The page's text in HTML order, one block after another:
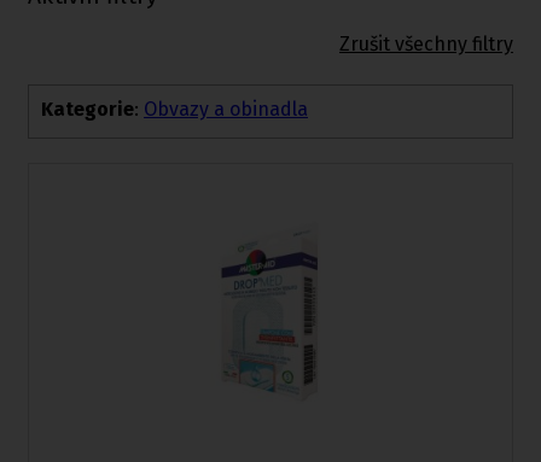
Zrušit všechny filtry
Kategorie: Obvazy a obinadla